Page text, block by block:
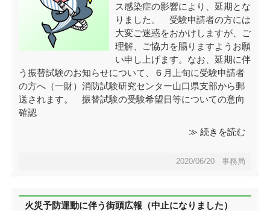
ス感染症の影響により、延期とな
りました。 受験申請者の方には
大変ご迷惑をおかけしますが、ご
理解、ご協力を賜りますようお願
い申し上げます。なお、延期に伴
う振替試験のお知らせについて、６月上旬に受験申請者
の方へ（一財）消防試験研究センター山口県支部から郵
送されます。 振替試験の受験希望日等についての意向
確認
≫ 続きを読む
2020/06/20 事務局
火災予防運動に伴う街頭広報（中止になりました）